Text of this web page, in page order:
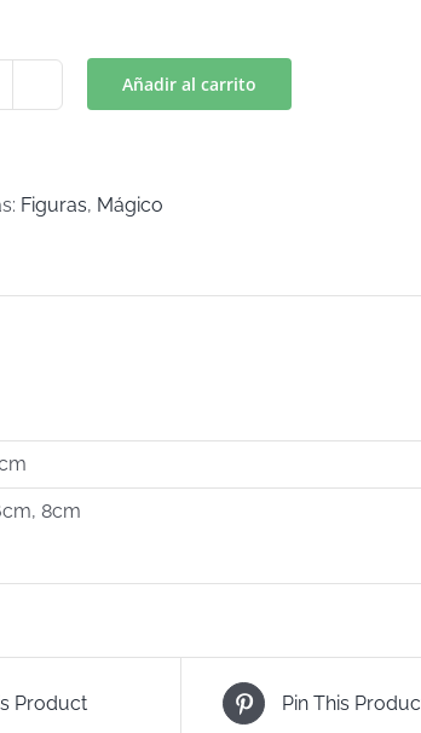
Añadir al carrito
Figuras, Mágico
8cm
Product Pin This